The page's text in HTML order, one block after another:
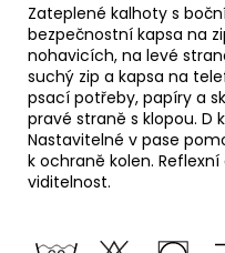
Zateplené kalhoty s
bezpečnostní kapsa na
nohavicích, na levé
suchý zip a kapsa na
psací potřeby, papíry a
pravé straně s klopou. D
Nastavitelné v pase
k ochraně kolen.
viditelnost.